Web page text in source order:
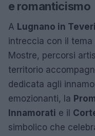
e romanticismo
A Lugnano in
intreccia con il
Mostre, percorsi
territorio
dedicata agli
emozionanti, la
Innamorati e il
simbolico che